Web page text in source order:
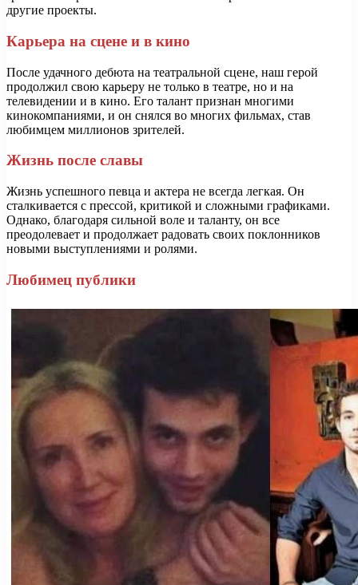
другие проекты.
Карьера на сцене и в кино
После удачного дебюта на театральной сцене, наш герой
продолжил свою карьеру не только в театре, но и на
телевидении и в кино. Его талант признан многими
кинокомпаниями, и он снялся во многих фильмах, став
любимцем миллионов зрителей.
Жизнь после славы
Жизнь успешного певца и актера не всегда легкая. Он
сталкивается с прессой, критикой и сложными графиками.
Однако, благодаря сильной воле и таланту, он все
преодолевает и продолжает радовать своих поклонников
новыми выступлениями и ролями.
Любимец публики